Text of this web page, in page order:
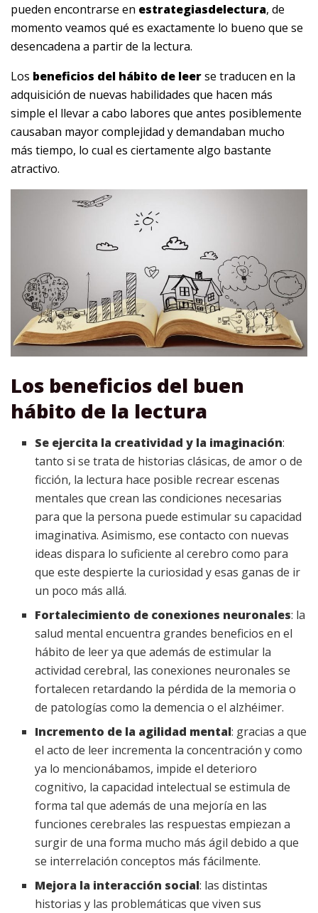
pueden encontrarse en estrategiasdelectura, de
momento veamos qué es exactamente lo bueno que se
desencadena a partir de la lectura.
Los beneficios del hábito de leerse traducen en la
adquisición de nuevas habilidades que hacen más
simple el llevar a cabo labores que antes posiblemente
causaban mayor complejidad y demandaban mucho
más tiempo, lo cual es ciertamente algo bastante
atractivo.
Los beneficios del buen
hábito de la lectura
Se ejercita la creatividad y la imaginación:
tanto si se trata de historias clásicas, de amor o de
ficción, la lectura hace posible recrear escenas
mentales que crean las condiciones necesarias
para que la persona puede estimular su capacidad
imaginativa. Asimismo, ese contacto con nuevas
ideas dispara lo suficiente al cerebro como para
que este despierte la curiosidad y esas ganas de ir
un poco más allá.
Fortalecimiento de conexiones neuronales: la
salud mental encuentra grandes beneficios en el
hábito de leer ya que además de estimular la
actividad cerebral, las conexiones neuronales se
fortalecen retardando la pérdida de la memoria o
de patologías como la demencia o el alzhéimer.
Incremento de la agilidad mental: gracias a que
el acto de leer incrementa la concentración y como
ya lo mencionábamos, impide el deterioro
cognitivo, la capacidad intelectual se estimula de
forma tal que además de una mejoría en las
funciones cerebrales las respuestas empiezan a
surgir de una forma mucho más ágil debido a que
se interrelación conceptos más fácilmente.
Mejora la interacción social: las distintas
historias y las problemáticas que viven sus